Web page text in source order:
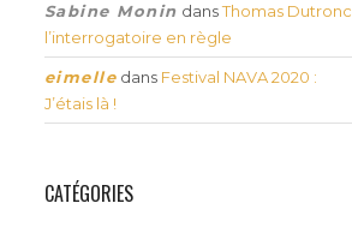
Sabine Monin dansThomas Dutronc,
l’interrogatoire en règle
eimelle dans Festival NAVA 2020 :
J’étais là !
CATÉGORIES